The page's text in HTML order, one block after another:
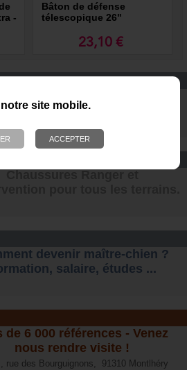
site mobile.
-
Bâton de défense
télescopique 26"
23,10 €
pour les unités K9
devenir maître-chien ?
salaire, études ...
de 6 000 références - Venez
nous rendre visite !
rue des Bourguignons, 91310 Montlhéry